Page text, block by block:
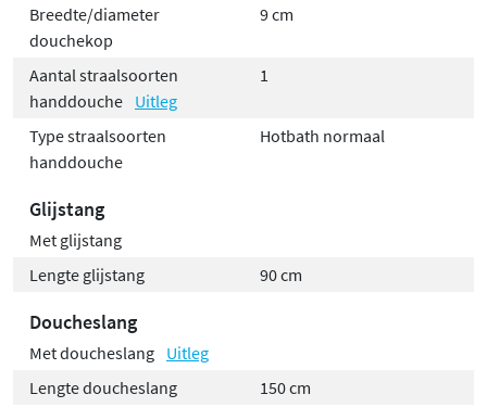
Breedte/diameter
douchekop
9 cm
Aantal straalsoorten
handdouche Uitleg
1
Type straalsoorten
handdouche
Hotbath normaal
Glijstang
Met glijstang
Lengte glijstang
90 cm
Doucheslang
Met doucheslang Uitleg
Lengte doucheslang
150 cm